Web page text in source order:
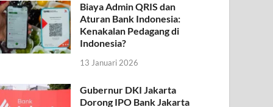
Biaya Admin QRIS dan
Aturan Bank Indonesia:
Kenakalan Pedagang di
Indonesia?
13 Januari 2026
Gubernur DKI Jakarta
Dorong IPO Bank Jakarta